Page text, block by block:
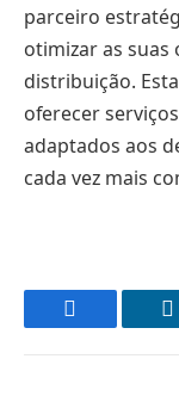
parceiro
otimizar as suas
distribuição.
oferecer
adaptados aos
cada vez mais